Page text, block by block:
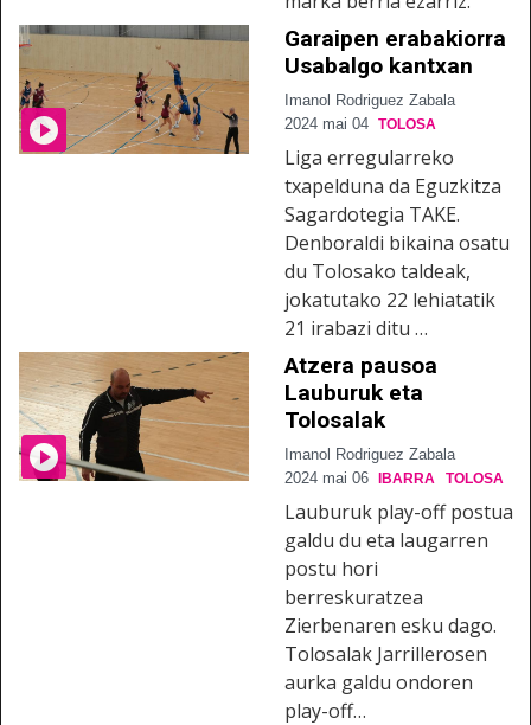
Garaipen erabakiorra
Usabalgo kantxan
Imanol Rodriguez Zabala
2024 mai 04 TOLOSA
Liga erregularreko
txapelduna da Eguzkitza
Sagardotegia TAKE.
Denboraldi bikaina osatu
du Tolosako taldeak,
jokatutako 22 lehiatatik
21 irabazi ditu …
Atzera pausoa
Lauburuk eta
Tolosalak
Imanol Rodriguez Zabala
2024 mai 06 IBARRA TOLOSA
Lauburuk play-off postua
galdu du eta laugarren
postu hori
berreskuratzea
Zierbenaren esku dago.
Tolosalak Jarrillerosen
aurka galdu ondoren
play-off…